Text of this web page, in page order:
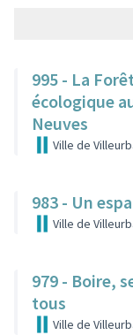
995 - La
écologique
Neuves
Ville de
983 - Un
Ville de
979 - Boire,
tous
Ville de